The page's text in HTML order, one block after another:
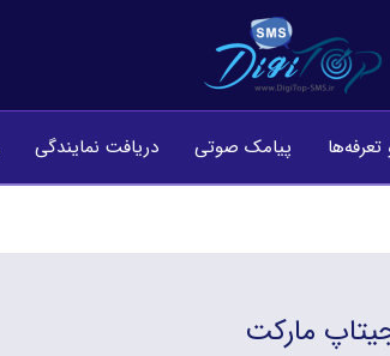
پیامک صوتی دریافت نمایندگی
مارکت